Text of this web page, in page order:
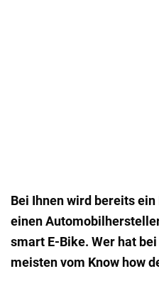
Bei Ihnen wird bereits
einen
smart E-Bike. Wer hat
meisten vom Know how